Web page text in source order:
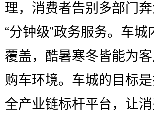
理，消费者告别多部门
“分钟级”政务服务。车
覆盖，酷暑寒冬皆能为
购车环境。车城的目标
全产业链标杆平台，让